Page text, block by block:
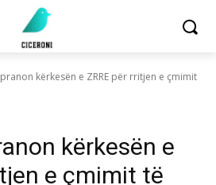
kërkesën e ZRRE për rritjen e çmimit
kërkesën e
e çmimit të